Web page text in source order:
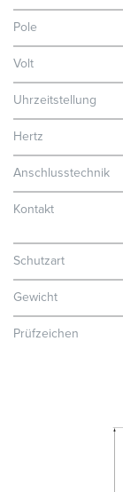
Pole
Volt
Uhrzeitstellung
Hertz
Anschlusstechnik
Kontakt
Schutzart
Gewicht
Prüfzeichen